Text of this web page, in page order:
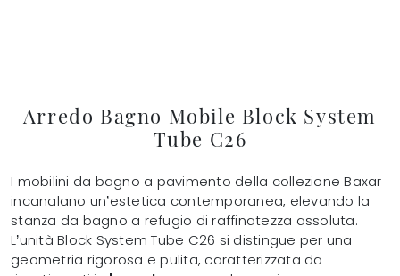
Arredo Bagno Mobile Block System
Tube C26
I mobilini da bagno a pavimento della collezione Baxar
incanalano un’estetica contemporanea, elevando la
stanza da bagno a refugio di raffinatezza assoluta.
L’unità Block System Tube C26 si distingue per una
geometria rigorosa e pulita, caratterizzata da